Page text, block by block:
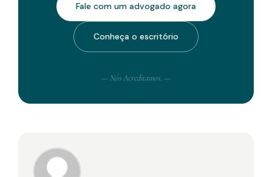
Fale com um advogado agora
Conheça o escritório
— Nós Acreditamos. —